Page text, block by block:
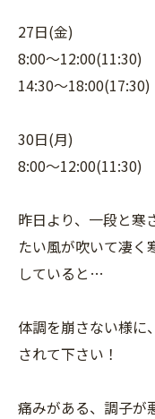
27日(金)
8:00〜12:00(11:30)
14:30〜18:00(17:30)
30日(月)
8:00〜12:00(11:30)
昨日より、一段と寒
たい風が吹いて凄く
していると…
体調を崩さない様に
されて下さい！
痛みがある、調子が